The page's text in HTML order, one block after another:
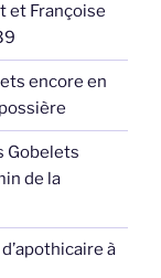
et Françoise
encore en
Gobelets
de la
à